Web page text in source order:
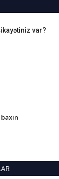
var?